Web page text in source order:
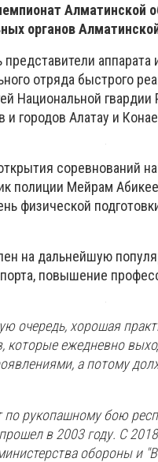
Алматинской
органов
отряда быстрого
Национальной
и городов Алатау и
соревнований
полиции Мейрам
физической
на дальнейшую
повышение
очередь, хорошая
которые ежедневно
а потому
рукопашному бою
в 2003 году. С
обороны и